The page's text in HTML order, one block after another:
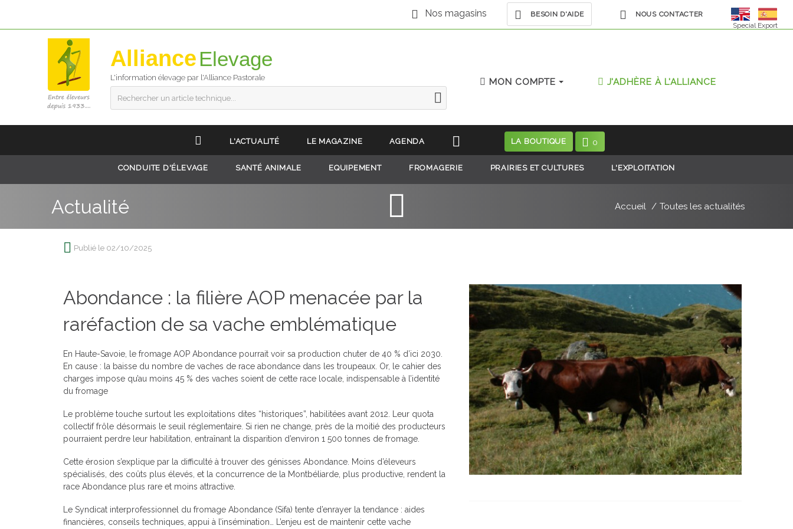
Nos magasins BESOIN D'AIDE
NOUS CONTACTER
Special Export
Alliance
L'information élevage par l'Alliance Pastorale
Rechercher un article technique...
MON COMPTE J'ADHÈRE À L'ALLIANCE
L'ACTUALITÉ LE MAGAZINE AGENDA LA BOUTIQUE 0
CONDUITE D'ÉLEVAGE SANTÉ ANIMALE EQUIPEMENT FROMAGERIE PRAIRIES ET CULTURES L'EXPLOITATION
Actualité Accueil Toutes les actualités
Publié le 02/10/2025
Abondance : la filière AOP menacée par la
raréfaction de sa vache emblématique
En Haute-Savoie, le fromage AOP Abondance pourrait voir sa production chuter de 40 % d’ici 2030.
En cause : la baisse du nombre de vaches de race abondance dans les troupeaux. Or, le cahier des
charges impose qu’au moins 45 % des vaches soient de cette race locale, indispensable à l’identité
du fromage
Le problème touche surtout les exploitations dites “historiques”, habilitées avant 2012. Leur quota
collectif frôle désormais le seuil réglementaire. Si rien ne change, près de la moitié des producteurs
pourraient perdre leur habilitation, entraînant la disparition d’environ 1 500 tonnes de fromage.
Cette érosion s’explique par la difficulté à trouver des génisses Abondance. Moins d’éleveurs
spécialisés, des coûts plus élevés, et la concurrence de la Montbéliarde, plus productive, rendent la
race Abondance plus rare et moins attractive.
Le Syndicat interprofessionnel du fromage Abondance (Sifa) tente d’enrayer la tendance : aides
financières, conseils techniques, appui à l’insémination… L’enjeu est de maintenir cette vache